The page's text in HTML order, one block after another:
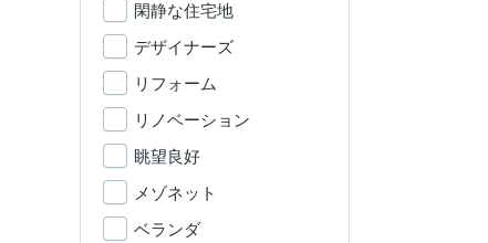
閑静な住宅地
デザイナーズ
リフォーム
リノベーション
眺望良好
メゾネット
ベランダ